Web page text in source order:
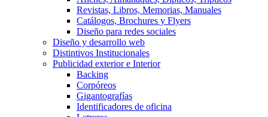
Revistas, Libros, Memorias, Manuales
Catálogos, Brochures y Flyers
Diseño para redes sociales
Diseño y desarrollo web
Distintivos Institucionales
Publicidad exterior e Interior
Backing
Corpóreos
Gigantografías
Identificadores de oficina